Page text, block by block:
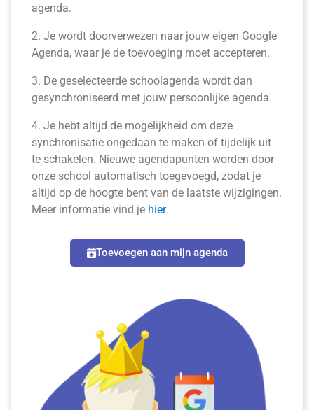
agenda.
2. Je wordt doorverwezen naar jouw eigen Google
Agenda, waar je de toevoeging moet accepteren.
3. De geselecteerde schoolagenda wordt dan
gesynchroniseerd met jouw persoonlijke agenda.
4. Je hebt altijd de mogelijkheid om deze
synchronisatie ongedaan te maken of tijdelijk uit
te schakelen. Nieuwe agendapunten worden door
onze school automatisch toegevoegd, zodat je
altijd op de hoogte bent van de laatste wijzigingen.
Meer informatie vind je hier.
Toevoegen aan mijn agenda